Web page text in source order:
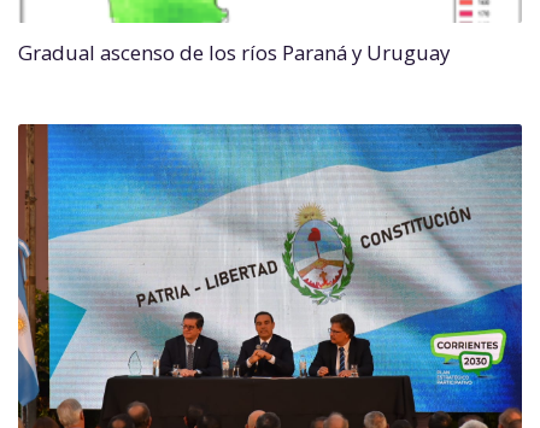
Gradual ascenso de los ríos Paraná y Uruguay